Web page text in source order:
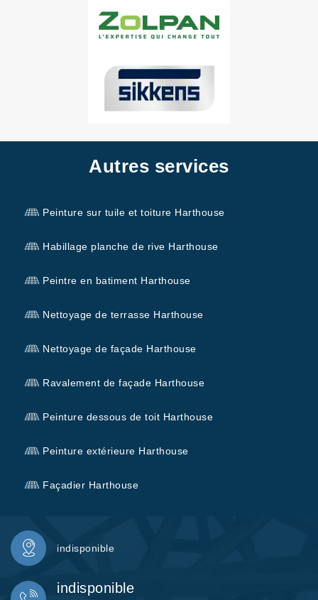
Autres services
Peinture sur tuile et toiture Harthouse
Habillage planche de rive Harthouse
Peintre en batiment Harthouse
Nettoyage de terrasse Harthouse
Nettoyage de façade Harthouse
Ravalement de façade Harthouse
Peinture dessous de toit Harthouse
Peinture extérieure Harthouse
Façadier Harthouse
indisponible
indisponible